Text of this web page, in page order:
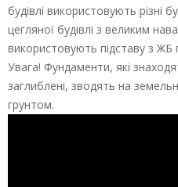
будівлі використовують різні
цегляної будівлі з великим
використовують підставу з ЖБ
Увага! Фундаменти, які
заглиблені, зводять на
грунтом.